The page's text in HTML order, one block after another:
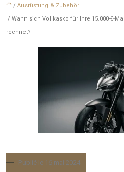
/ Ausrüstung & Zubehör
/ Wann sich Vollkasko für Ihre 15.000-€-
rechnet?
Publié le 16 mai 2024